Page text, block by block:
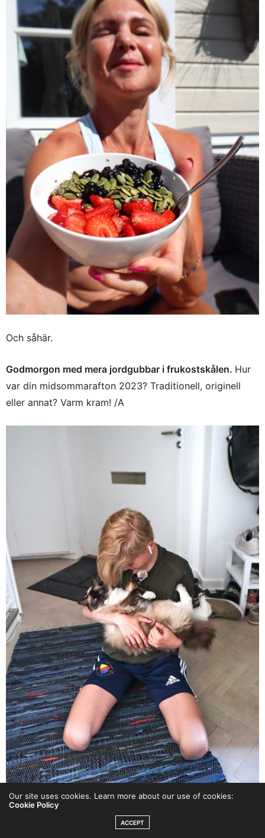
Och såhär.
Godmorgon med mera jordgubbar i frukostskålen. Hur
var din midsommarafton 2023? Traditionell, originell
eller annat? Varm kram! /A
Senare idag: tillbaka till Miss Lo och Bobbo Bror i stan.
Our site uses cookies. Learn more about our use of cookies:
Cookie Policy
ACCEPT